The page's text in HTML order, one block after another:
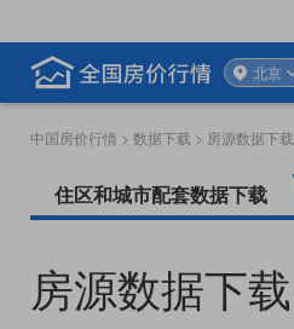
北京
中国房价行情 > 数据下载 > 房源数据下载
住区和城市配套数据下载
房源数据下载